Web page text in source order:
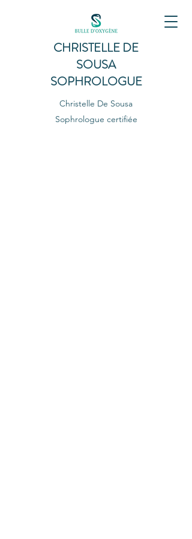
CHRISTELLE DE
SOUSA
SOPHROLOGUE
Christelle De Sousa
Sophrologue certifiée